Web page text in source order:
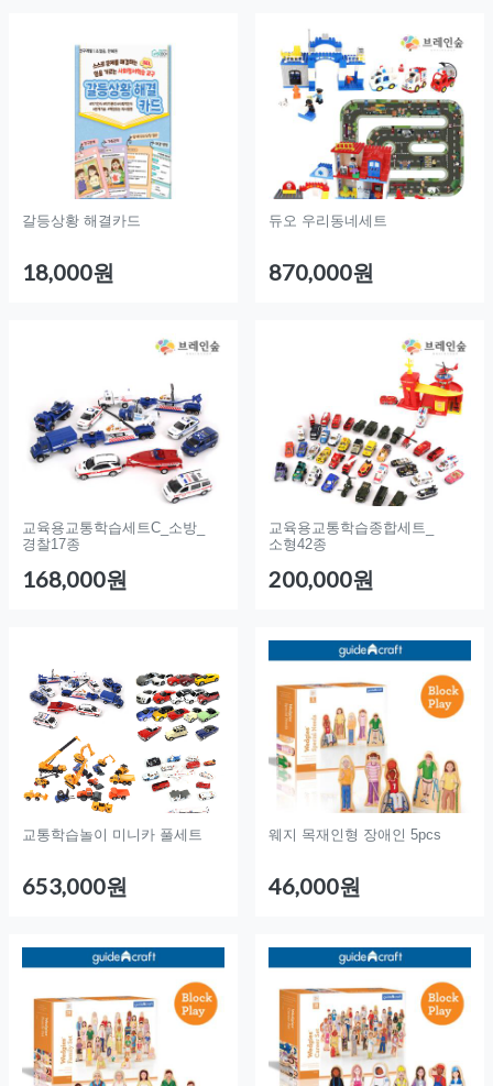
갈등상황 해결카드
18,000원
듀오 우리동네세트
870,000원
교육용교통학습세트C_소방_
경찰17종
168,000원
교육용교통학습종합세트_
소형42종
200,000원
교통학습놀이 미니카 풀세트
653,000원
웨지 목재인형 장애인 5pcs
46,000원